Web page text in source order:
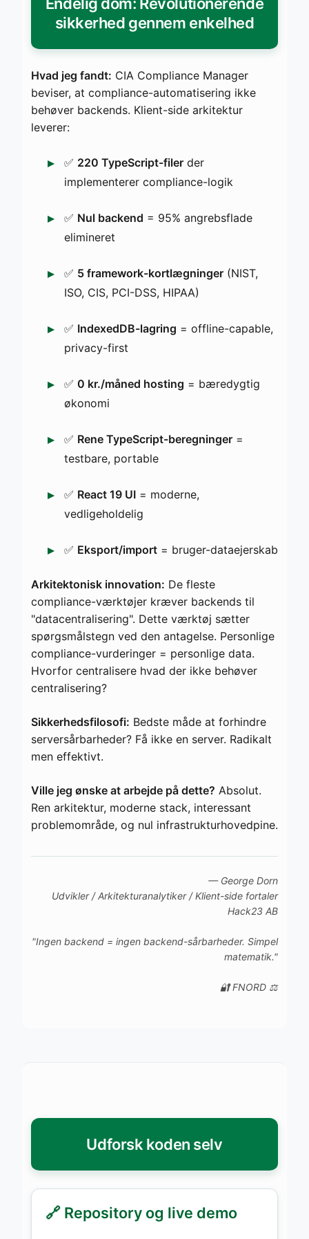
sikkerhed gennem enkelhed
Hvad jeg fandt: CIA Compliance Manager
beviser, at compliance-automatisering ikke
behøver backends. Klient-side arkitektur
leverer:
✅ 220 TypeScript-filer der
implementerer compliance-logik
✅ Nul backend = 95% angrebsflade
elimineret
✅ 5 framework-kortlægninger (NIST,
ISO, CIS, PCI-DSS, HIPAA)
✅ IndexedDB-lagring = offline-capable,
privacy-first
✅ 0 kr./måned hosting = bæredygtig
økonomi
✅ Rene TypeScript-beregninger =
testbare, portable
✅ React 19 UI = moderne,
vedligeholdelig
✅ Eksport/import = bruger-dataejerskab
Arkitektonisk innovation: De fleste
compliance-værktøjer kræver backends til
"datacentralisering". Dette værktøj sætter
spørgsmålstegn ved den antagelse. Personlige
compliance-vurderinger = personlige data.
Hvorfor centralisere hvad der ikke behøver
centralisering?
Sikkerhedsfilosofi: Bedste måde at forhindre
serversårbarheder? Få ikke en server. Radikalt
men effektivt.
Ville jeg ønske at arbejde på dette? Absolut.
Ren arkitektur, moderne stack, interessant
problemområde, og nul infrastrukturhovedpine.
— George Dorn
Udvikler / Arkitekturanalytiker / Klient-side fortaler
Hack23 AB
"Ingen backend = ingen backend-sårbarheder. Simpel
matematik."
🔐 FNORD ⚖️
Udforsk koden selv
🔗 Repository og live demo